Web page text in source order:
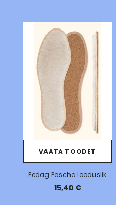
VAATA TOODET
Pedag Pascha looduslik
15,40 €